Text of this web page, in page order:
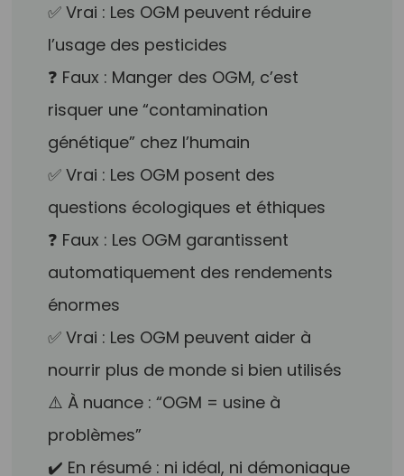
✅ Vrai : Les OGM peuvent réduire
l’usage des pesticides
❓ Faux : Manger des OGM, c’est
risquer une “contamination
génétique” chez l’humain
✅ Vrai : Les OGM posent des
questions écologiques et éthiques
❓ Faux : Les OGM garantissent
automatiquement des rendements
énormes
✅ Vrai : Les OGM peuvent aider à
nourrir plus de monde si bien utilisés
⚠️ À nuance : “OGM = usine à
problèmes”
✔️ En résumé : ni idéal, ni démoniaque